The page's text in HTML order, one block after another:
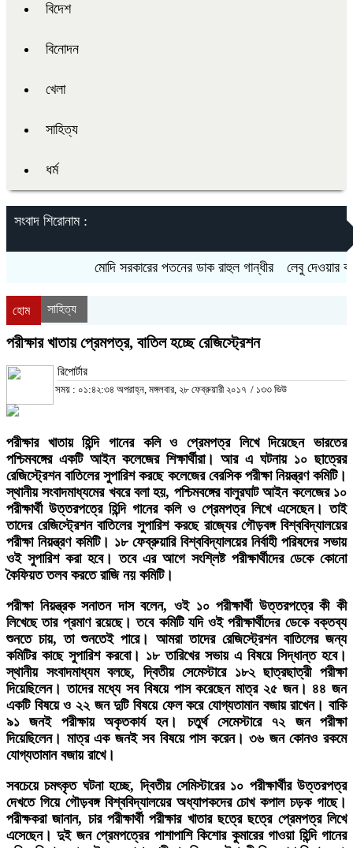
বিদেশ
বিনোদন
খেলা
সাহিত্য
ধর্ম
সংবাদ শিরোনাম :
মোদি সরকারের পতনের ডাক রাহুল গান্ধীর লেবু দেওয়ার কথা
হোম সাহিত্য
পরীক্ষার খাতায় প্রেমপত্র, বাতিল হচ্ছে রেজিস্ট্রেশন
রিপোর্টার
সময় : ০১:৪২:৩৪ অপরাহ্ন, মঙ্গলবার, ২৮ ফেব্রুয়ারী ২০১৭ / ১৩৩ ভিউ
পরীক্ষার খাতায় হিন্দি গানের কলি ও প্রেমপত্র লিখে দিয়েছেন ভারতের
পশ্চিমবঙ্গের একটি আইন কলেজের শিক্ষার্থীরা। আর এ ঘটনায় ১০ ছাত্রের
রেজিস্ট্রেশন বাতিলের সুপারিশ করছে কলেজের বেরসিক পরীক্ষা নিয়ন্ত্রণ কমিটি।
স্থানীয় সংবাদমাধ্যমের খবরে বলা হয়, পশ্চিমবঙ্গের বালুরঘাট আইন কলেজের ১০
পরীক্ষার্থী উত্তরপত্রে হিন্দি গানের কলি ও প্রেমপত্র লিখে এসেছেন। তাই
তাদের রেজিস্ট্রেশন বাতিলের সুপারিশ করছে রাজ্যের গৌড়বঙ্গ বিশ্ববিদ্যালয়ের
পরীক্ষা নিয়ন্ত্রণ কমিটি। ১৮ ফেব্রুয়ারি বিশ্ববিদ্যালয়ের নির্বাহী পরিষদের সভায়
ওই সুপারিশ করা হবে। তবে এর আগে সংশ্লিষ্ট পরীক্ষার্থীদের ডেকে কোনো
কৈফিয়ত তলব করতে রাজি নয় কমিটি।
পরীক্ষা নিয়ন্ত্রক সনাতন দাস বলেন, ওই ১০ পরীক্ষার্থী উত্তরপত্রে কী কী
লিখেছে তার প্রমাণ রয়েছে। তবে কমিটি যদি ওই পরীক্ষার্থীদের ডেকে বক্তব্য
শুনতে চায়, তা শুনতেই পারে। আমরা তাদের রেজিস্ট্রেশন বাতিলের জন্য
কমিটির কাছে সুপারিশ করবো। ১৮ তারিখের সভায় এ বিষয়ে সিদ্ধান্ত হবে।
স্থানীয় সংবাদমাধ্যম বলছে, দ্বিতীয় সেমেস্টারে ১৮২ ছাত্রছাত্রী পরীক্ষা
দিয়েছিলেন। তাদের মধ্যে সব বিষয়ে পাস করেছেন মাত্র ২৫ জন। ৪৪ জন
একটি বিষয়ে ও ২২ জন দুটি বিষয়ে ফেল করে যোগ্যতামান বজায় রাখেন। বাকি
৯১ জনই পরীক্ষায় অকৃতকার্য হন। চতুর্থ সেমেস্টারে ৭২ জন পরীক্ষা
দিয়েছিলেন। মাত্র এক জনই সব বিষয়ে পাস করেন। ৩৬ জন কোনও রকমে
যোগ্যতামান বজায় রাখে।
সবচেয়ে চমৎকৃত ঘটনা হচ্ছে, দ্বিতীয় সেমিস্টারের ১০ পরীক্ষার্থীর উত্তরপত্র
দেখতে গিয়ে গৌড়বঙ্গ বিশ্ববিদ্যালয়ের অধ্যাপকদের চোখ কপাল চড়ক গাছে।
পরীক্ষকরা জানান, চার পরীক্ষার্থী পরীক্ষার খাতার ছত্রে ছত্রে প্রেমপত্র লিখে
এসেছেন। দুই জন প্রেমপত্রের পাশাপাশি কিশোর কুমারের গাওয়া হিন্দি গানের